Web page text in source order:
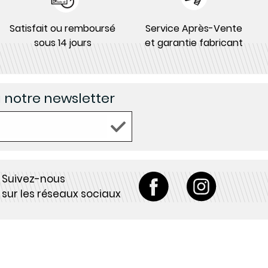
Satisfait ou remboursé
sous 14 jours
Service Après-Vente
et garantie fabricant
notre newsletter
Suivez-nous
sur les réseaux sociaux